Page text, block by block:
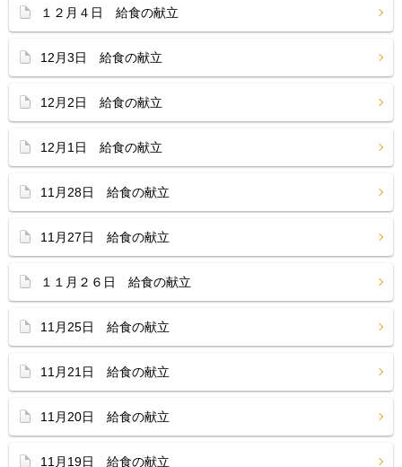
１２月４日 給食の献立
12月3日 給食の献立
12月2日 給食の献立
12月1日 給食の献立
11月28日 給食の献立
11月27日 給食の献立
１１月２６日 給食の献立
11月25日 給食の献立
11月21日 給食の献立
11月20日 給食の献立
11月19日 給食の献立